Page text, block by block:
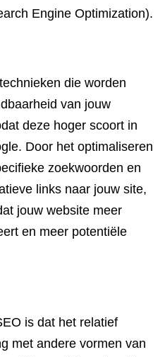
Engine Optimization).
die worden
van jouw
deze hoger scoort in
Door het optimaliseren
zoekwoorden en
links naar jouw site,
jouw website meer
en meer potentiële
is dat het relatief
met andere vormen van